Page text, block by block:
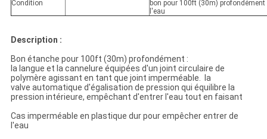
Condition
bon pour 100ft (30m)
l'eau
Description :
Bon étanche pour 100ft (30m) profondément :
la langue et la cannelure équipées d'un joint circulaire de
polymère agissant en tant que joint imperméable. la
valve automatique d'égalisation de pression qui équilibre la
pression intérieure, empêchant d'entrer l'eau tout en faisant
Cas imperméable en plastique dur pour empêcher entrer de
l'eau